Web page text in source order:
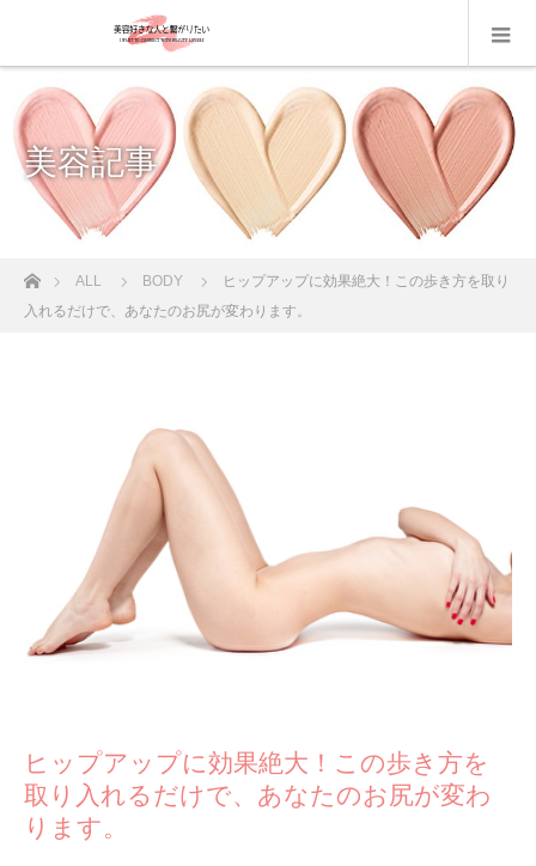
美容記事
ホームALL BODY
ヒップアップに効果絶大！この歩き方を取り
入れるだけで、あなたのお尻が変わります。
ヒップアップに効果絶大！この歩き方を
取り入れるだけで、あなたのお尻が変わ
ります。